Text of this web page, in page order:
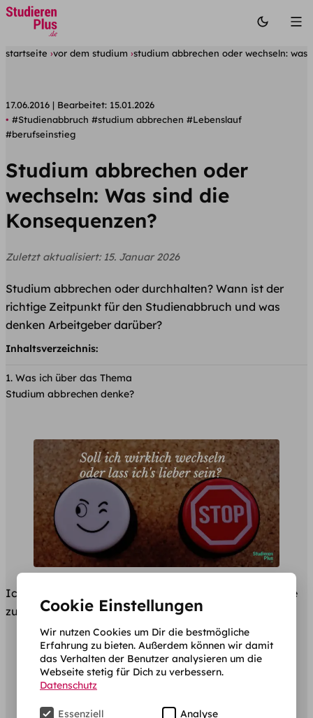
startseite vor dem studium studium abbrechen oder wechseln: was
17.06.2016 Bearbeitet: 15.01.2026
#Studienabbruch #studium abbrechen #Lebenslauf
#berufseinstieg
Studium abbrechen oder
wechseln: Was sind die
Konsequenzen?
Zuletzt aktualisiert: 15. Januar 2026
Studium abbrechen oder durchhalten? Wann ist der
richtige Zeitpunkt für den Studienabbruch und was
denken Arbeitgeber darüber?
Inhaltsverzeichnis:
Was ich über das Thema
Studium abbrechen denke?
Ich wurde kürzlich von einer Zuschauerin auf Youtube
zum Thema Studienabbruch gefragt:
“Zu welchen Zeitpunkt sollte man sich
für einen Wechsel entscheiden ? Direkt
wenn die ersten Zweifel aufkommen
oder noch ein bis zwei Semester
Cookie Einstellungen
Wir nutzen Cookies um Dir die bestmögliche
Erfahrung zu bieten. Außerdem können wir damit
das Verhalten der Benutzer analysieren um die
Webseite stetig für Dich zu verbessern.
Datenschutz
Essenziell Analyse